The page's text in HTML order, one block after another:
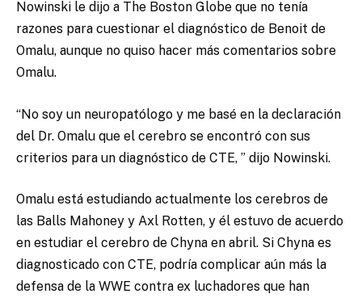
Nowinski le dijo a The Boston Globe que no tenía
razones para cuestionar el diagnóstico de Benoit de
Omalu, aunque no quiso hacer más comentarios sobre
Omalu.
“No soy un neuropatólogo y me basé en la declaración
del Dr. Omalu que el cerebro se encontró con sus
criterios para un diagnóstico de CTE, ” dijo Nowinski.
Omalu está estudiando actualmente los cerebros de
las Balls Mahoney y Axl Rotten, y él estuvo de acuerdo
en estudiar el cerebro de Chyna en abril. Si Chyna es
diagnosticado con CTE, podría complicar aún más la
defensa de la WWE contra ex luchadores que han